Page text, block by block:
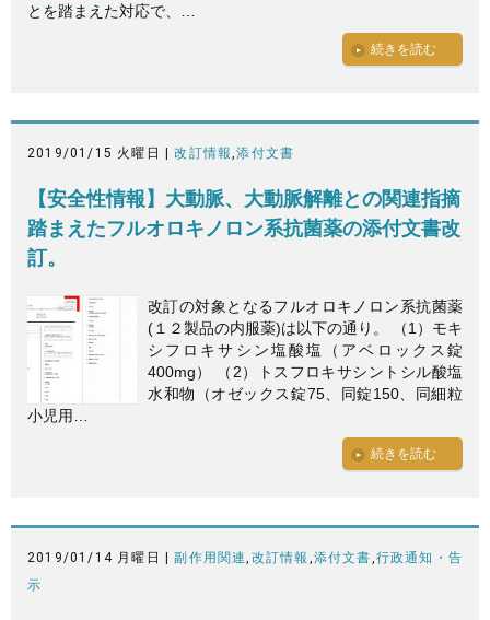
とを踏まえた対応で、…
続きを読む
2019/01/15 火曜日 |改訂情報 ,添付文書
【安全性情報】大動脈、大動脈解離との関連指摘
踏まえたフルオロキノロン系抗菌薬の添付文書改
訂。
改訂の対象となるフルオロキノロン系抗菌薬
(１２製品の内服薬)は以下の通り。 （1）モキ
シフロキサシン塩酸塩（アベロックス錠
400mg） （2）トスフロキサシントシル酸塩
水和物（オゼックス錠75、同錠150、同細粒
小児用…
続きを読む
2019/01/14 月曜日 |副作用関連, 改訂情報 ,添付文書,行政通知・告
示